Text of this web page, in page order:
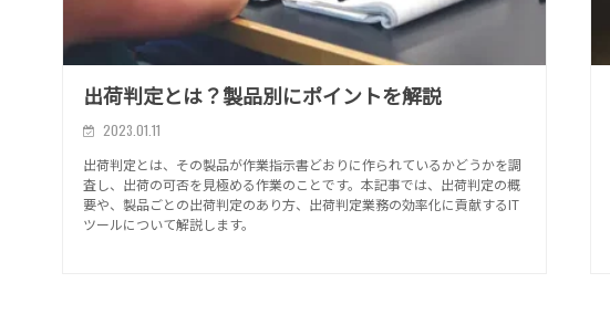
出荷判定とは？製品別にポイントを解説
2023.01.11
出荷判定とは、その製品が作業指示書どおりに作られているかどうかを調
査し、出荷の可否を見極める作業のことです。本記事では、出荷判定の概
要や、製品ごとの出荷判定のあり方、出荷判定業務の効率化に貢献するIT
ツールについて解説します。